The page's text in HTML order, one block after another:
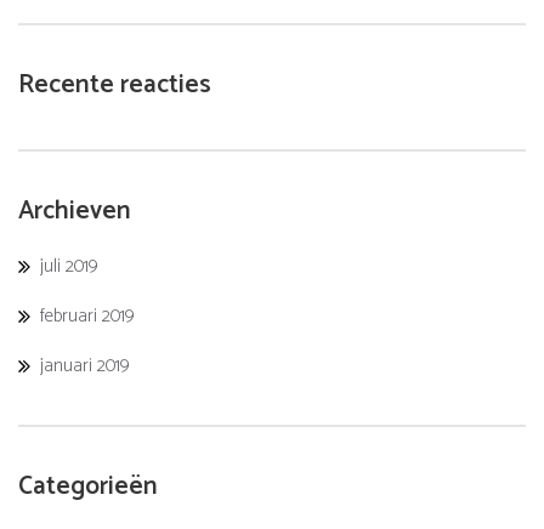
Recente reacties
Archieven
juli 2019
februari 2019
januari 2019
Categorieën